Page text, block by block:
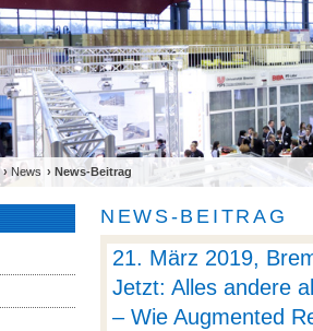
› News › News-Beitrag
NEWS-BEITRAG
21. März 2019,
Jetzt: Alles andere
– Wie Augmented